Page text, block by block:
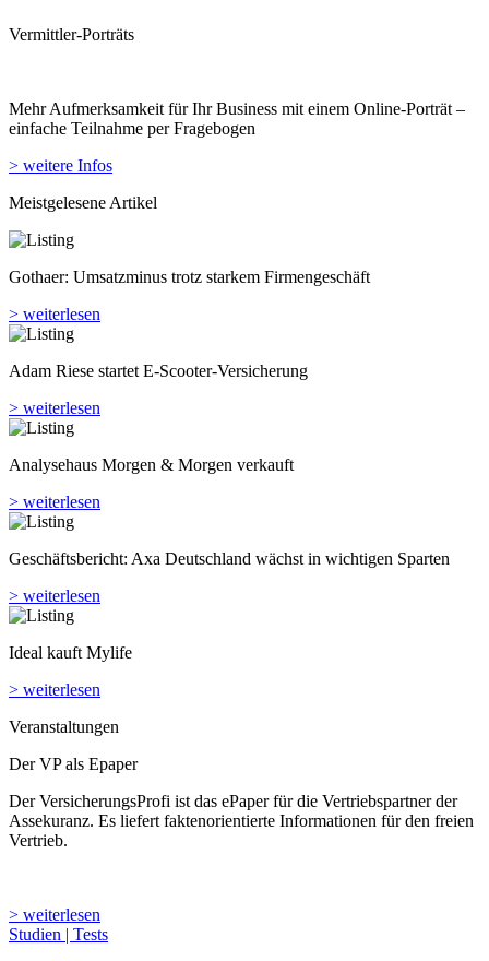
Vermittler-Porträts
Mehr Aufmerksamkeit für Ihr Business mit einem Online-Porträt –
einfache Teilnahme per Fragebogen
> weitere Infos
Meistgelesene Artikel
Gothaer: Umsatzminus trotz starkem Firmengeschäft
> weiterlesen
Adam Riese startet E-Scooter-Versicherung
> weiterlesen
Analyse­haus Morgen & Morgen verkauft
> weiterlesen
Geschäftsbericht: Axa Deutschland wächst in wichtigen Sparten
> weiterlesen
Ideal kauft Mylife
> weiterlesen
Veranstaltungen
Der VP als Epaper
Der VersicherungsProfi ist das ePaper für die Vertriebspartner der
Assekuranz. Es liefert faktenorientierte Informationen für den freien
Vertrieb.
> weiterlesen
Studien | Tests